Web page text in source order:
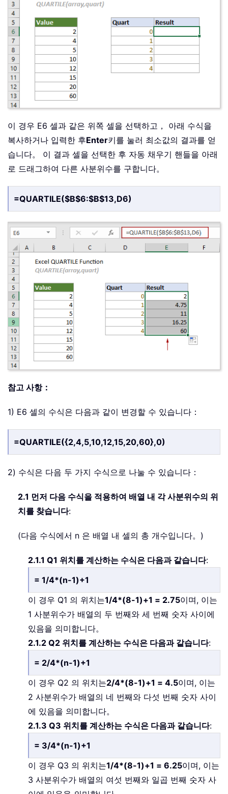
이 경우 E6 셀과 같은 위쪽 셀을 선택하고， 아래 수식을
복사하거나 입력한 후Enter키를 눌러 최소값의 결과를 얻
습니다。 이 결과 셀을 선택한 후 자동 채우기 핸들을 아래
로 드래그하여 다른 사분위수를 구합니다。
=QUARTILE($B$6:$B$13,D6)
참고 사항：
1) E6 셀의 수식은 다음과 같이 변경할 수 있습니다：
=QUARTILE({2,4,5,10,12,15,20,60},0)
2) 수식은 다음 두 가지 수식으로 나눌 수 있습니다：
2.1 먼저 다음 수식을 적용하여 배열 내 각 사분위수의 위
치를 찾습니다:
(다음 수식에서 n 은 배열 내 셀의 총 개수입니다。)
2.1.1 Q1 위치를 계산하는 수식은 다음과 같습니다:
= 1/4*(n-1)+1
이 경우 Q1 의 위치는1/4*(8-1)+1 = 2.75이며, 이는
1 사분위수가 배열의 두 번째와 세 번째 숫자 사이에
있음을 의미합니다。
2.1.2 Q2 위치를 계산하는 수식은 다음과 같습니다:
= 2/4*(n-1)+1
이 경우 Q2 의 위치는2/4*(8-1)+1 = 4.5이며, 이는
2 사분위수가 배열의 네 번째와 다섯 번째 숫자 사이
에 있음을 의미합니다。
2.1.3 Q3 위치를 계산하는 수식은 다음과 같습니다:
= 3/4*(n-1)+1
이 경우 Q3 의 위치는1/4*(8-1)+1 = 6.25이며, 이는
3 사분위수가 배열의 여섯 번째와 일곱 번째 숫자 사